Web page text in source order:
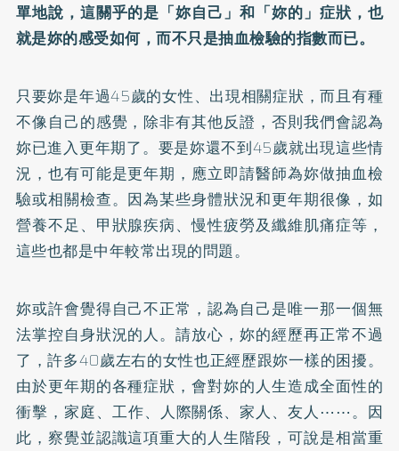
單地說，這關乎的是「妳自己」和「妳的」症狀，也
就是妳的感受如何，而不只是抽血檢驗的指數而已。
只要妳是年過45歲的女性、出現相關症狀，而且有種
不像自己的感覺，除非有其他反證，否則我們會認為
妳已進入更年期了。要是妳還不到45歲就出現這些情
況，也有可能是更年期，應立即請醫師為妳做抽血檢
驗或相關檢查。因為某些身體狀況和更年期很像，如
營養不足、甲狀腺疾病、慢性疲勞及纖維肌痛症等，
這些也都是中年較常出現的問題。
妳或許會覺得自己不正常，認為自己是唯一那一個無
法掌控自身狀況的人。請放心，妳的經歷再正常不過
了，許多40歲左右的女性也正經歷跟妳一樣的困擾。
由於更年期的各種症狀，會對妳的人生造成全面性的
衝擊，家庭、工作、人際關係、家人、友人⋯⋯。因
此，察覺並認識這項重大的人生階段，可說是相當重